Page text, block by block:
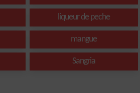
liqueur de peche
mangue
Sangria